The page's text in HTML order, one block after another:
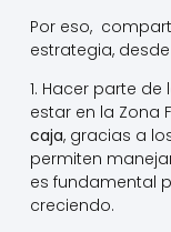
Por eso,
estrategia,
1. Hacer parte
estar en la Zona
caja, gracias a
permiten
es fundamental
creciendo.